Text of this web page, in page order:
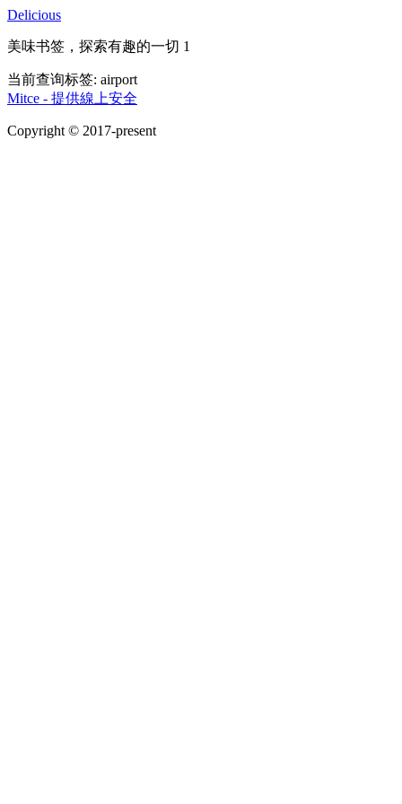
Delicious
美味书签，探索有趣的一切 1
当前查询标签: airport
Mitce - 提供線上安全
Copyright © 2017-present